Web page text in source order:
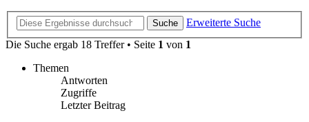
Suche
Erweiterte Suche
Die Suche ergab 18 Treffer • Seite 1 von 1
Themen
Antworten
Zugriffe
Letzter Beitrag